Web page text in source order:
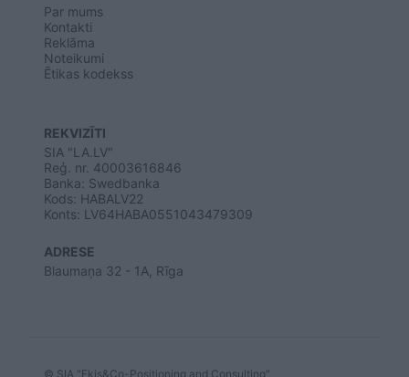
Par mums
Kontakti
Reklāma
Noteikumi
Ētikas kodekss
REKVIZĪTI
SIA "LA.LV"
Reģ. nr. 40003616846
Banka: Swedbanka
Kods: HABALV22
Konts: LV64HABA0551043479309
ADRESE
Blaumaņa 32 - 1A, Rīga
© SIA "Ekis&Co-Positioning and Consulting"